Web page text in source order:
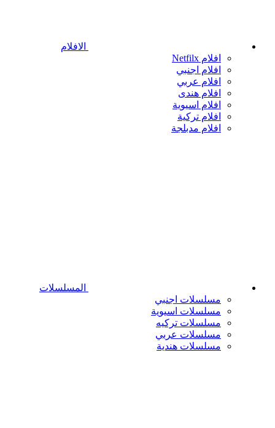
الافلام
افلام Netfilx
افلام اجنبي
افلام عربي
افلام هندى
افلام اسيوية
افلام تركية
افلام مدبلجة
المسلسلات
مسلسلات اجنبي
مسلسلات اسيوية
مسلسلات تركيه
مسلسلات عربي
مسلسلات هندية